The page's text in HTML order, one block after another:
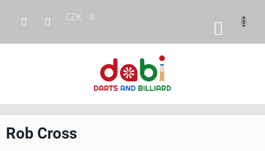
obsah
CZK
KOŠÍK
Rob Cross